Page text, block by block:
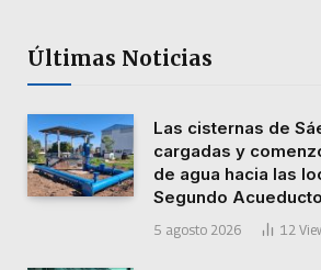
Últimas Noticias
Las cisternas de
cargadas y
de agua hacia las
Segundo Acueducto
5 agosto 2026 12